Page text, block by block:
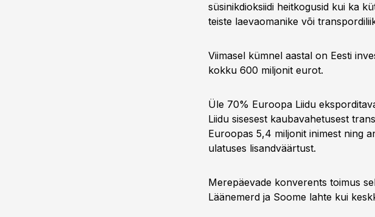
süsinikdioksiidi heitkogusid kui ka
teiste laevaomanike või
Viimasel kümnel aastal on Eesti
kokku 600 miljonit eurot.
Üle 70% Euroopa Liidu
Liidu sisesest kaubavahetusest
Euroopas 5,4 miljonit inimest ning
ulatuses lisandväärtust.
Merepäevade konverents toimus
Läänemerd ja Soome lahte kui